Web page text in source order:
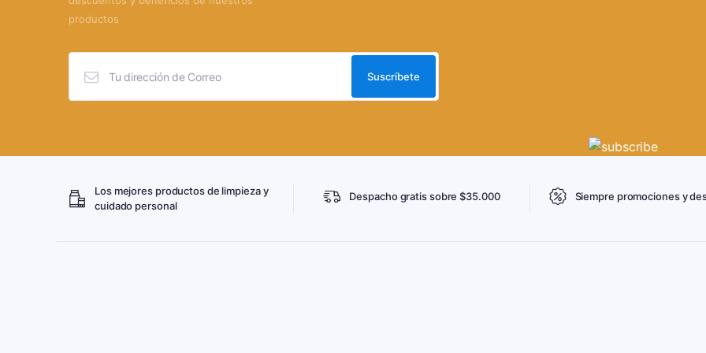
productos
Los mejores productos de limpieza y
cuidado personal
Despacho gratis sobre $35.000 Siempre promociones y